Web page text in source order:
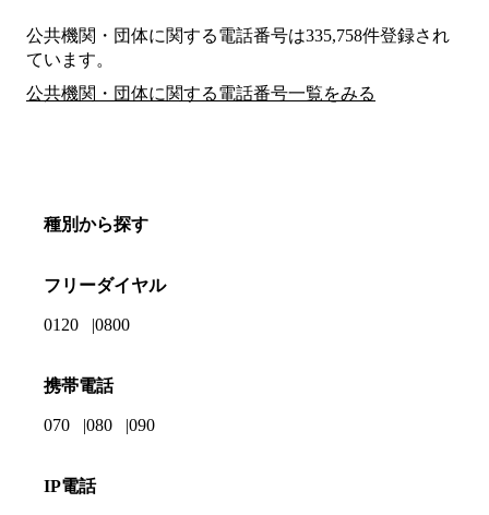
公共機関・団体に関する電話番号は335,758件登録され
ています。
公共機関・団体に関する電話番号一覧をみる
種別から探す
フリーダイヤル
0120 0800
携帯電話
070 080 090
IP電話